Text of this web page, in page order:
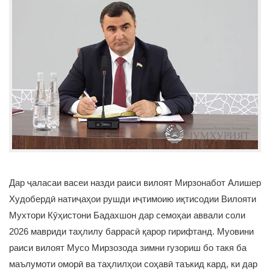
Дар ҷаласаи васеи назди раиси вилоят Мирзонабот Алишер
Худобердӣ натиҷаҳои рушди иҷтимоию иқтисодии Вилояти
Мухтори Кӯҳистони Бадахшон дар семоҳаи аввали соли
2026 мавриди таҳлилу баррасӣ қарор гирифтанд. Муовини
раиси вилоят Мусо Мирзозода зимни гузориш бо такя ба
маълумоти оморӣ ва таҳлилҳои соҳавӣ таъкид кард, ки дар